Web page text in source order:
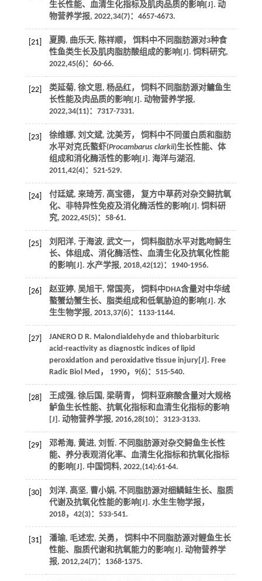
生长性能、血清生化指标及肌肉品质的影响[J]. 动
物营养学报, 2022,34(7)：4657-4673.
[21]
夏腾, 曲乐天, 陈祥顺， 饵料中不同脂肪源对3种食
性鱼类生长及肌肉脂肪酸组成的影响[J]. 饲料研究,
2022,45(6)：60-66.
[22]
类延菊, 徐文思, 杨品红， 饲料不同脂肪源对鳙鱼生
长性能及肉品质的影响[J]. 动物营养学报,
2022,34(11)：7317-7331.
[23]
徐维娜, 刘文斌, 沈美芳， 饲料中不同蛋白质和脂肪
水平对克氏螯虾(Procambarus clarkii)生长性能、体
组成和消化酶活性的影响[J]. 海洋与湖沼,
2011,42(4)：521-529.
[24]
付廷斌, 来琦芳, 高宝德， 复方中草药对杂交鲟抗氧
化、非特异性免疫及消化酶活性的影响[J]. 饲料研
究, 2022,45(5)：58-61.
[25]
刘阳洋, 于海波, 武文一， 饲料脂肪水平对匙吻鲟生
长、体组成、消化酶活性、血清生化及抗氧化性能
的影响[J]. 水产学报, 2018,42(12)：1940-1956.
[26]
赵亚婷, 吴旭干, 常国亮， 饲料中DHA含量对中华绒
螯蟹幼蟹生长、脂类组成和低氧胁迫的影响[J]. 水
生生物学报, 2013,37(6)：1133-1144.
[27] JANERO D R. Malondialdehyde and thiobarbituric
acid-reactivity as diagnostic indices of lipid
peroxidation and peroxidative tissue injury[J]. Free
Radic Biol Med ， 1990， 9(6)：515-540.
[28]
王成强, 徐后国, 梁萌青， 饲料亚麻酸含量对大规格
鲈鱼生长性能、抗氧化指标和血清生化指标的影响
[J]. 动物营养学报, 2016,28(10)：3123-3133.
[29]
邓希海, 黄进, 刘哲. 不同脂肪源对杂交鲟鱼生长性
能、养分表观消化率、血清生化指标和抗氧化指标
的影响[J]. 中国饲料, 2022,(14):61-64.
[30]
刘洋, 高坚, 曹小娟, 不同脂肪源对细鳞鲑生长、脂质
代谢及抗氧化性能的影响[J]. 水生生物学报，
2018， 42(3)：533-541.
[31]
潘瑜, 毛述宏, 关勇， 饲料中不同脂肪源对鲤鱼生长
性能、脂质代谢和抗氧能力的影响[J]. 动物营养学
报, 2012,24(7)：1368-1375.